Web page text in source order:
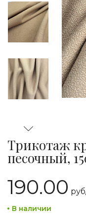
Трикотаж
песочный,
190.00
В наличии